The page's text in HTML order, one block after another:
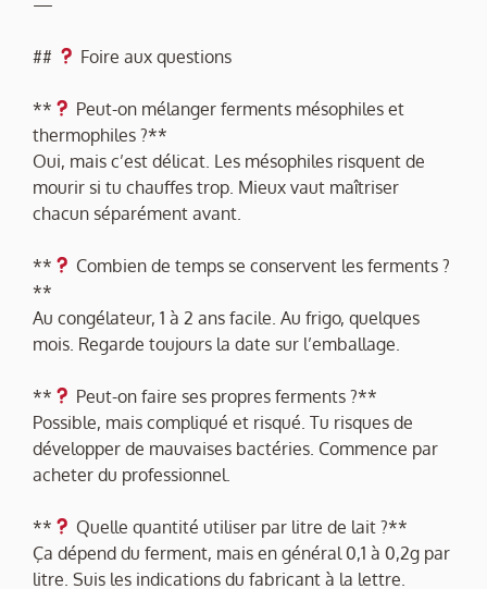
## Foire aux questions
**
Peut-on mélanger ferments mésophiles et
thermophiles ?**
Oui, mais c’est délicat. Les mésophiles risquent de
mourir si tu chauffes trop. Mieux vaut maîtriser
chacun séparément avant.
**
Combien de temps se conservent les ferments ?
**
Au congélateur, 1 à 2 ans facile. Au frigo, quelques
mois. Regarde toujours la date sur l’emballage.
**
Peut-on faire ses propres ferments ?**
Possible, mais compliqué et risqué. Tu risques de
développer de mauvaises bactéries. Commence par
acheter du professionnel.
**
Quelle quantité utiliser par litre de lait ?**
Ça dépend du ferment, mais en général 0,1 à 0,2g par
litre. Suis les indications du fabricant à la lettre.